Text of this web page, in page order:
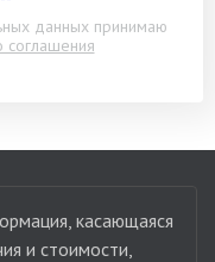
данных принимаю
соглашения
касающаяся
и стоимости,